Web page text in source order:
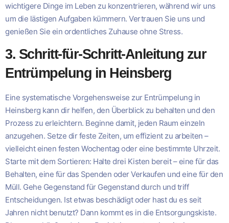
wichtigere Dinge im Leben zu konzentrieren, während wir uns
um die lästigen Aufgaben kümmern. Vertrauen Sie uns und
genießen Sie ein ordentliches Zuhause ohne Stress.
3. Schritt-für-Schritt-Anleitung zur
Entrümpelung in Heinsberg
Eine systematische Vorgehensweise zur Entrümpelung in
Heinsberg kann dir helfen, den Überblick zu behalten und den
Prozess zu erleichtern. Beginne damit, jeden Raum einzeln
anzugehen. Setze dir feste Zeiten, um effizient zu arbeiten –
vielleicht einen festen Wochentag oder eine bestimmte Uhrzeit.
Starte mit dem Sortieren: Halte drei Kisten bereit – eine für das
Behalten, eine für das Spenden oder Verkaufen und eine für den
Müll. Gehe Gegenstand für Gegenstand durch und triff
Entscheidungen. Ist etwas beschädigt oder hast du es seit
Jahren nicht benutzt? Dann kommt es in die Entsorgungskiste.